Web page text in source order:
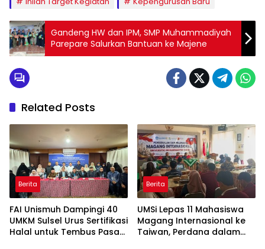
Gandeng HW dan IPM, SMP Muhammadiyah
Parepare Salurkan Bantuan ke Majene
Related Posts
Berita
FAI Unismuh Dampingi 40
UMKM Sulsel Urus Sertifikasi
Halal untuk Tembus Pasar
Berita
UMSi Lepas 11 Mahasiswa
Magang Internasional ke
Taiwan, Perdana dalam